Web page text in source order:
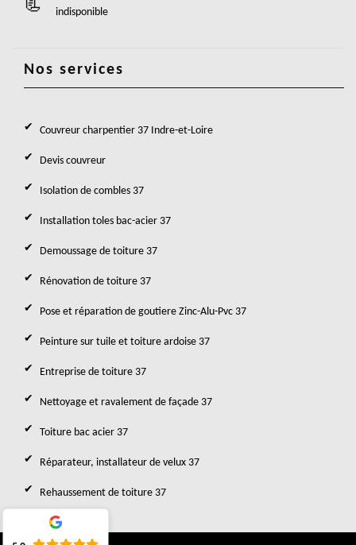
indisponible
Nos services
Couvreur charpentier 37 Indre-et-Loire
Devis couvreur
Isolation de combles 37
Installation toles bac-acier 37
Demoussage de toiture 37
Rénovation de toiture 37
Pose et réparation de goutiere Zinc-Alu-Pvc 37
Peinture sur tuile et toiture ardoise 37
Entreprise de toiture 37
Nettoyage et ravalement de façade 37
Toiture bac acier 37
Réparateur, installateur de velux 37
Rehaussement de toiture 37